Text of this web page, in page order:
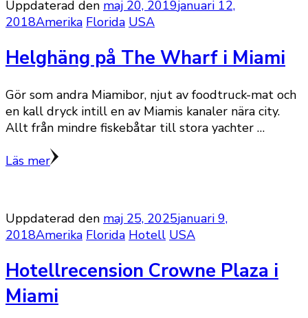
Uppdaterad den maj 20, 2019januari 12,
2018Amerika Florida USA
Helghäng på The Wharf i Miami
Gör som andra Miamibor, njut av foodtruck-mat och
en kall dryck intill en av Miamis kanaler nära city.
Allt från mindre fiskebåtar till stora yachter …
Läs mer
Uppdaterad den maj 25, 2025januari 9,
2018Amerika Florida Hotell USA
Hotellrecension Crowne Plaza i
Miami